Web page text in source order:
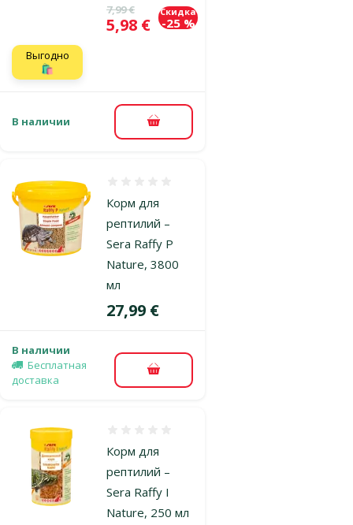
Исходная цена
7,99 €
Цена
5,98 €
Скидка
-25 %
Выгодно
🛍️
В наличии В корзину
Корм для
рептилий –
Sera Raffy P
Nature, 3800
мл
Цена
27,99 €
В наличии
Бесплатная
доставка
В корзину
Корм для
рептилий –
Sera Raffy I
Nature, 250 мл